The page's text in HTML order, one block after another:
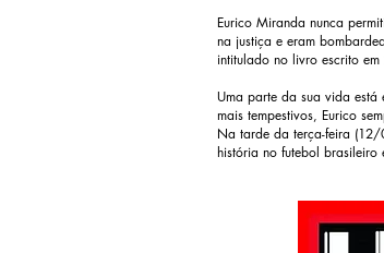
Eurico Miranda nunca
na justiça e eram
intitulado no livro escrito
Uma parte da sua vida
mais tempestivos, Eurico
Na tarde da terça-feira (12/
história no futebol brasileiro